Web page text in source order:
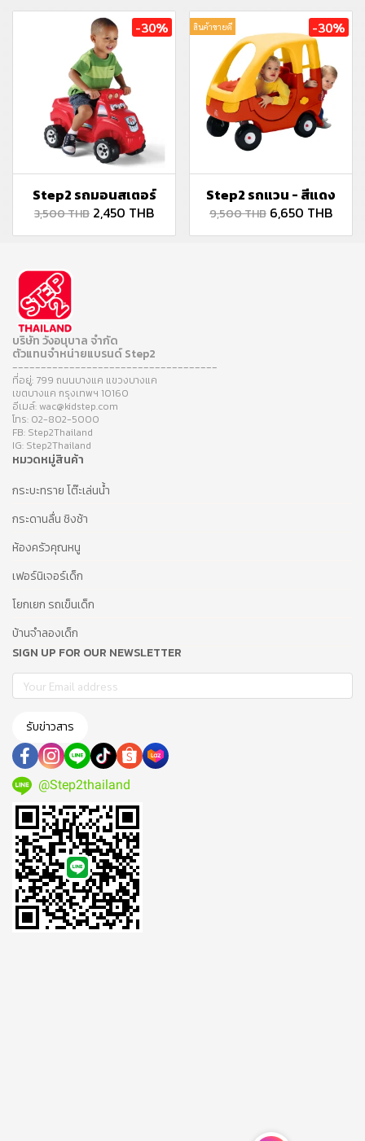
-30%
Step2 รถมอนสเตอร์
3,500 THB 2,450 THB
สินค้าขายดี -30%
Step2 รถแวน - สีแดง
9,500 THB 6,650 THB
บริษัท วังอนุบาล จำกัด
ตัวแทนจำหน่ายแบรนด์ Step2
------------------------------------
ที่อยู่: 799 ถนนบางแค แขวงบางแค
เขตบางแค กรุงเทพฯ 10160
อีเมล์: wac@kidstep.com
โทร: 02-802-5000
FB: Step2Thailand
IG: Step2Thailand
หมวดหมู่สินค้า
กระบะทราย โต๊ะเล่นน้ำ
กระดานลื่น ชิงช้า
ห้องครัวคุณหนู
เฟอร์นิเจอร์เด็ก
โยกเยก รถเข็นเด็ก
บ้านจำลองเด็ก
SIGN UP FOR OUR NEWSLETTER
รับข่าวสาร
@Step2thailand